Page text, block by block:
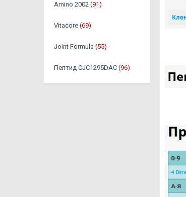
Amino 2002 (91)
Vitacore (69)
Joint Formula (55)
Пептид CJC1295DAC (96)